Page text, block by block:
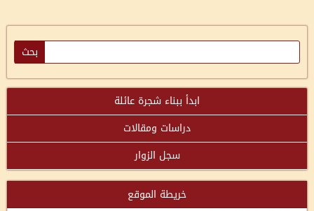
ابدأ ببناء شجرة عائلة
دراسات ومقالات
سجل الزوار
خريطة الموقع